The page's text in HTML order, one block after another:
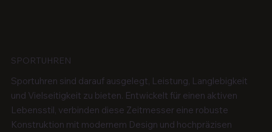
SPORTUHREN
Sportuhren sind darauf ausgelegt, Leistung, Langlebigkeit
und Vielseitigkeit zu bieten. Entwickelt für einen aktiven
Lebensstil, verbinden diese Zeitmesser eine robuste
Konstruktion mit modernem Design und hochpräzisen